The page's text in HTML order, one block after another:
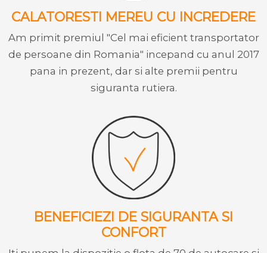
CALATORESTI MEREU CU INCREDERE
Am primit premiul "Cel mai eficient transportator
de persoane din Romania" incepand cu anul 2017
pana in prezent, dar si alte premii pentru
siguranta rutiera.
BENEFICIEZI DE SIGURANTA SI
CONFORT